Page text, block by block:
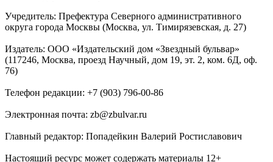
Учредитель: Префектура Северного административного
округа города Москвы (Москва, ул. Тимирязевская, д. 27)
Издатель: ООО «Издательский дом «Звездный бульвар»
(117246, Москва, проезд Научный, дом 19, эт. 2, ком. 6Д, оф.
76)
Телефон редакции: +7 (903) 796-00-86
Электронная почта: zb@zbulvar.ru
Главный редактор: Попадейкин Валерий Ростиславович
Настоящий ресурс может содержать материалы 12+